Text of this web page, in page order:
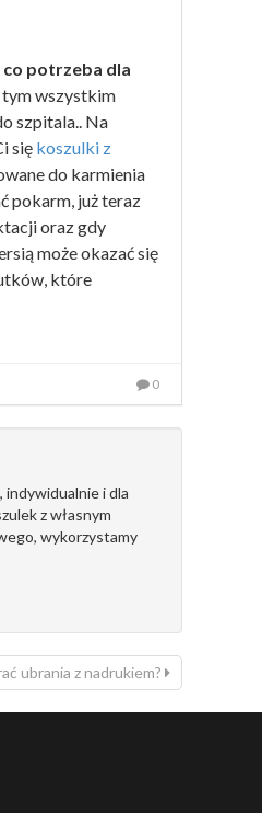
co potrzeba dla
tym wszystkim
szpitala.. Na
się koszulki z
do karmienia
pokarm, już teraz
oraz gdy
może okazać się
które
0
indywidualnie i dla
z własnym
wykorzystamy
ubrania z nadrukiem?